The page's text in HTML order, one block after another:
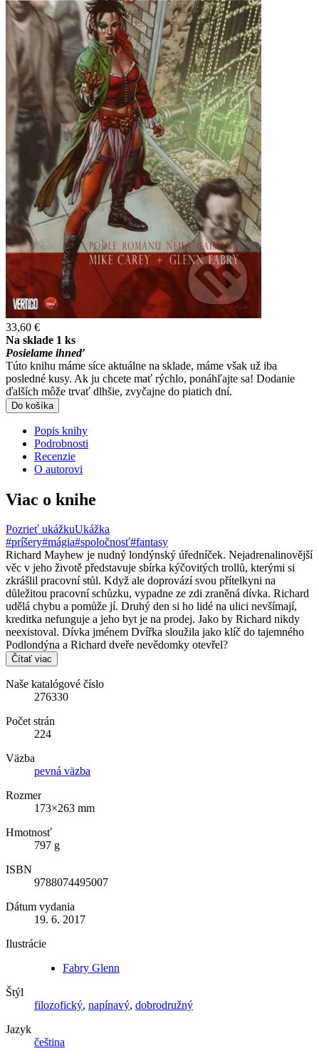
33,60 €
Na sklade 1 ks
Posielame ihneď
Túto knihu máme síce aktuálne na sklade, máme však už iba
posledné kusy. Ak ju chcete mať rýchlo, ponáhľajte sa! Dodanie
ďalších môže trvať dlhšie, zvyčajne do piatich dní.
Do košíka
Popis knihy
Podrobnosti
Recenzie
O autorovi
Viac o knihe
Pozrieť ukážkuUkážka
#príšery#mágia#spoločnosť#fantasy
Richard Mayhew je nudný londýnský úředníček. Nejadrenalinovější
věc v jeho životě představuje sbírka kýčovitých trollů, kterými si
zkrášlil pracovní stůl. Když ale doprovází svou přítelkyni na
důležitou pracovní schůzku, vypadne ze zdi zraněná dívka. Richard
udělá chybu a pomůže jí. Druhý den si ho lidé na ulici nevšímají,
kreditka nefunguje a jeho byt je na prodej. Jako by Richard nikdy
neexistoval. Dívka jménem Dvířka sloužila jako klíč do tajemného
Podlondýna a Richard dveře nevědomky otevřel?
Čítať viac
Naše katalógové číslo
276330
Počet strán
224
Väzba
pevná väzba
Rozmer
173×263 mm
Hmotnosť
797 g
ISBN
9788074495007
Dátum vydania
19. 6. 2017
Ilustrácie
Fabry Glenn
Štýl
filozofický, napínavý, dobrodružný
Jazyk
čeština